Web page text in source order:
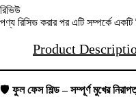
রিভিউ
পণ্য রিসিভ করার পর এটি সম্পর্কে একটি
Product
🛡️ ফুল ফেস শিল্ড – সম্পূর্ণ মুখের